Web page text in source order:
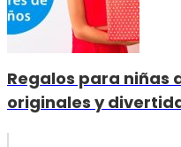
Regalos para niñas
originales y